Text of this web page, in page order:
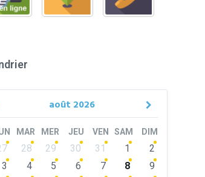
août 2026
Next
MAR MER JEU VEN SAM DIM
28 29 30 31 1
2
3
4 5 6 7 8
9